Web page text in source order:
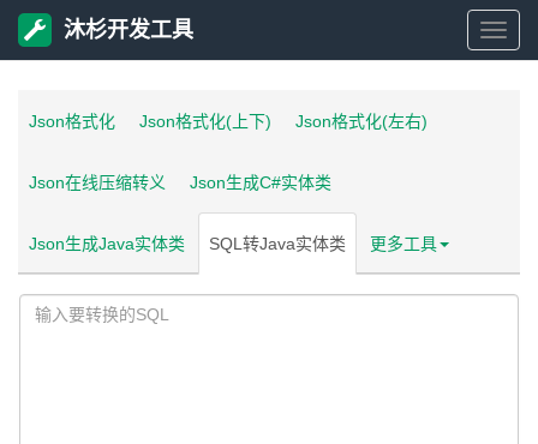
沐
工
沐杉开发工具
Json格式化 Json格式化(上下) Json格式化(左右)
Json在线压缩转义 Json生成C#实体类
Json生成Java实体类 SQL转Java实体类 更多工具